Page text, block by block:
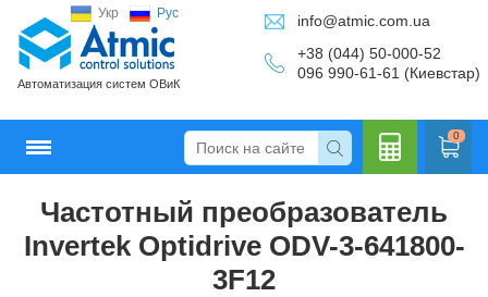
Укр Рус
Автоматизация систем ОВиК
info@atmic.com.ua
+38 (044) 50-000-52
096 990-61-61 (Киевстар)
0
Частотный преобразователь
Invertek Optidrive ODV-3-641800-
3F12